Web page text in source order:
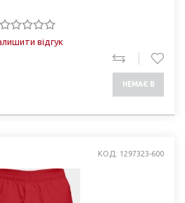
відгук
НЕМАЄ В
КОД: 1297323-600